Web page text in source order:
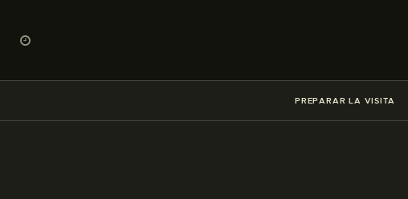
PREPARAR LA VISITA
█